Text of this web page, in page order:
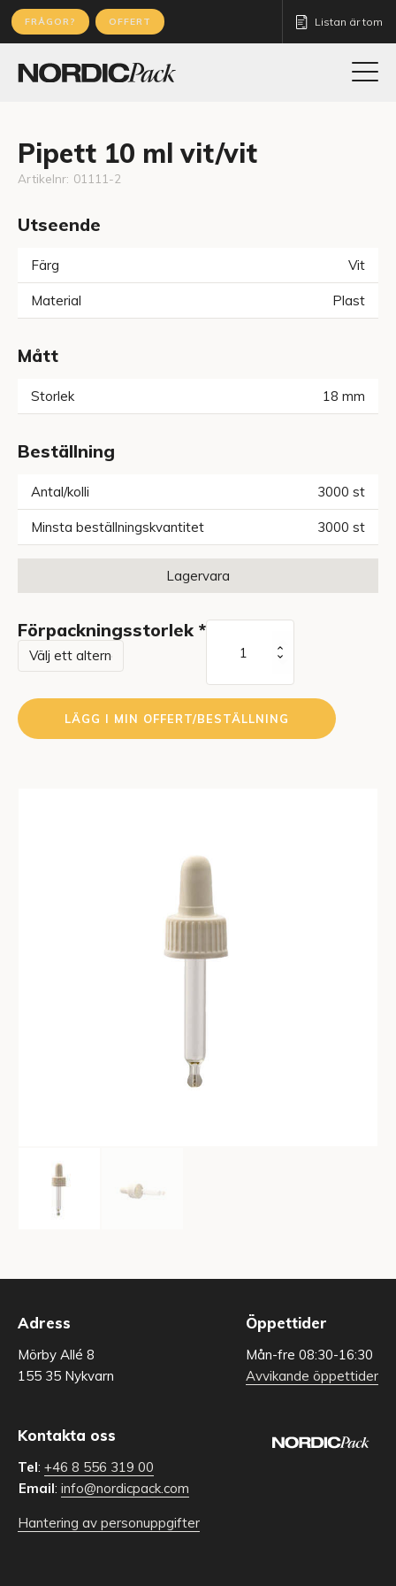
FRÅGOR? OFFERT Listan är tom
Pipett 10 ml vit/vit
Artikelnr: 01111-2
Utseende
Färg Vit
Material Plast
Mått
Storlek 18 mm
Beställning
Antal/kolli 3000 st
Minsta beställningskvantitet 3000 st
Lagervara
Förpackningsstorlek *
ml
vit/vit
mängd
LÄGG I MIN OFFERT/BESTÄLLNING
Adress
Mörby Allé 8
155 35 Nykvarn
Öppettider
Mån-fre 08:30-16:30
Avvikande öppettider
Kontakta oss
Tel: +46 8 556 319 00
Email: info@nordicpack.com
Hantering av personuppgifter